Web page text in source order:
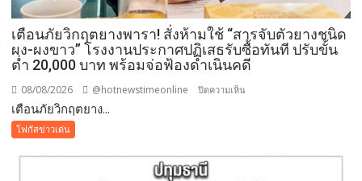
ขนาน
พืช
สวน
เตือนภัยวิกฤตยางพารา! สั่งห้ามใช้ “สารจับตัวยางชนิด
ผง-ผงขาว” โรงงานประกาศปฏิเสธรับซื้อทันที ปรับขั้น
ต่ำ 20,000 บาท พร้อมจ่อฟ้องดำเนินคดี
08/08/2026 @hotnewstimeonline ปิดความเห็น
ยางพารา!
เตือนภัยวิกฤตยาง...
โฟกัสข่าวเด่น